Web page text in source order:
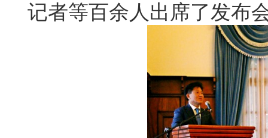
记者等百余人出席了发布